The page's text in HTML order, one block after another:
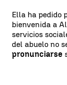
Ella ha pedido
bienvenida a
servicios
del abuelo no
pronunciarse